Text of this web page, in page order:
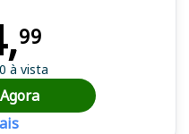
99
à vista